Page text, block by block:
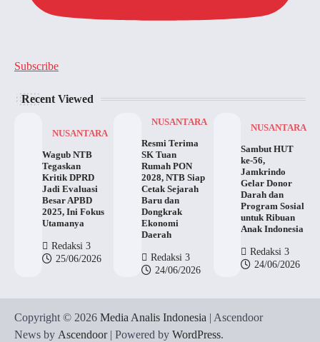
Subscribe
Recent Viewed
NUSANTARA
Wagub NTB
Tegaskan
Kritik DPRD
Jadi Evaluasi
Besar APBD
2025, Ini Fokus
Utamanya
Redaksi 3
25/06/2026
NUSANTARA
Resmi Terima
SK Tuan
Rumah PON
2028, NTB Siap
Cetak Sejarah
Baru dan
Dongkrak
Ekonomi
Daerah
Redaksi 3
24/06/2026
NUSANTARA
Sambut HUT
ke-56,
Jamkrindo
Gelar Donor
Darah dan
Program Sosial
untuk Ribuan
Anak Indonesia
Redaksi 3
24/06/2026
Copyright © 2026 Media Analis Indonesia | Ascendoor
News by Ascendoor| Powered by WordPress.